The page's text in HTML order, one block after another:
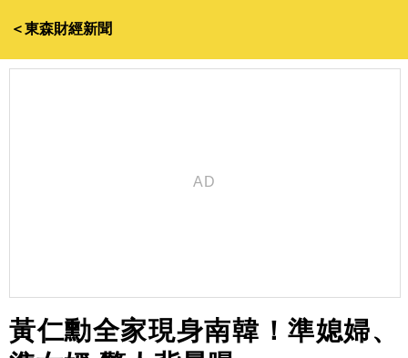
＜東森財經新聞
黃仁勳全家現身南韓！準媳婦、